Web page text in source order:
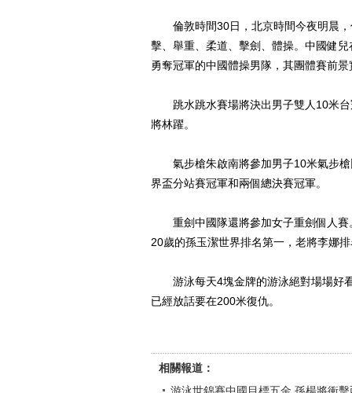
倫敦時間30日，北京時間今夜明晨，
擊、舉重、柔道、擊劍、體操。中國健
勇奪冠軍的中國體操男隊，其團體賽前
跳水跳水賽場將決出男子雙人10米台
將林躍。
氣步槍朱啟南將參加男子10米氣步槍
界盃分站賽冠軍和兩個總決賽冠軍。
重劍中國隊還將參加女子重劍個人賽
20歲的孫玉潔世界排名第一，老將李娜
游泳每天4塊金牌的游泳絕對場場好看
已經放話要在200米復仇。
相關報道：